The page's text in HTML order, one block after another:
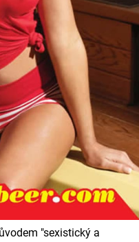
"sexistický a